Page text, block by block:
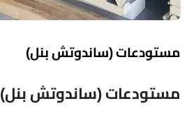
مستودعات (ساندوتش بنل)
مستودعات (ساندوتش بنل)